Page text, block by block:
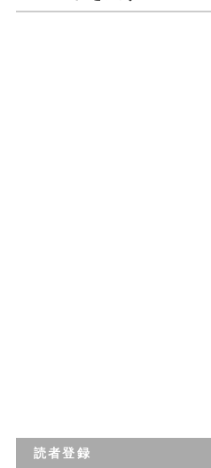
読者登録